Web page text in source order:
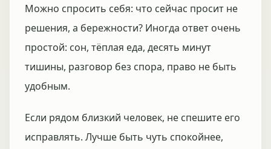
Можно спросить себя: что сейчас просит не
решения, а бережности? Иногда ответ очень
простой: сон, тёплая еда, десять минут
тишины, разговор без спора, право не быть
удобным.
Если рядом близкий человек, не спешите его
исправлять. Лучше быть чуть спокойнее,